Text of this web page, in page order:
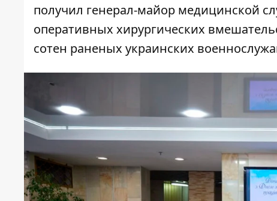
получил генерал-майор медицинской
оперативных хирургических
сотен раненых украинских